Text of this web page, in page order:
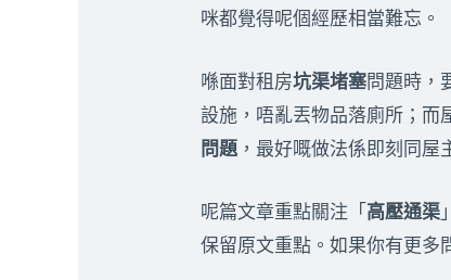
咪都覺得呢個經歷相當難忘。
喺面對租房坑渠堵塞問題時，
設施，唔亂丟物品落廁所；而
問題 ，最好嘅做法係即刻同屋
呢篇文章重點關注「高壓通渠
保留原文重點。如果你有更多